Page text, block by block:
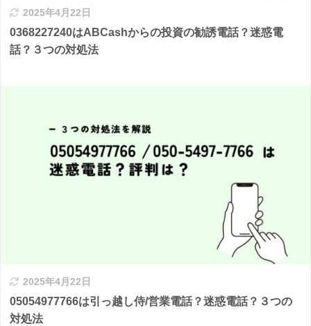
2025年4月22日
0368227240はABCashからの投資の勧誘電話？迷惑電
話？３つの対処法
2025年4月22日
05054977766は引っ越し侍/営業電話？迷惑電話？３つの
対処法